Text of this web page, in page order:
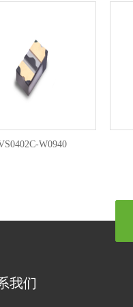
W0940
我们